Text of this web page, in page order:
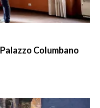
Columbano